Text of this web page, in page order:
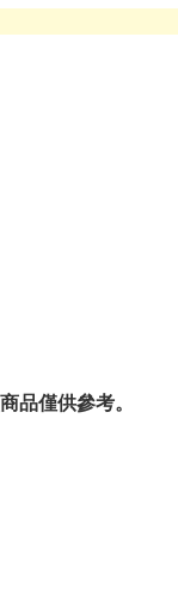
品僅供參考。